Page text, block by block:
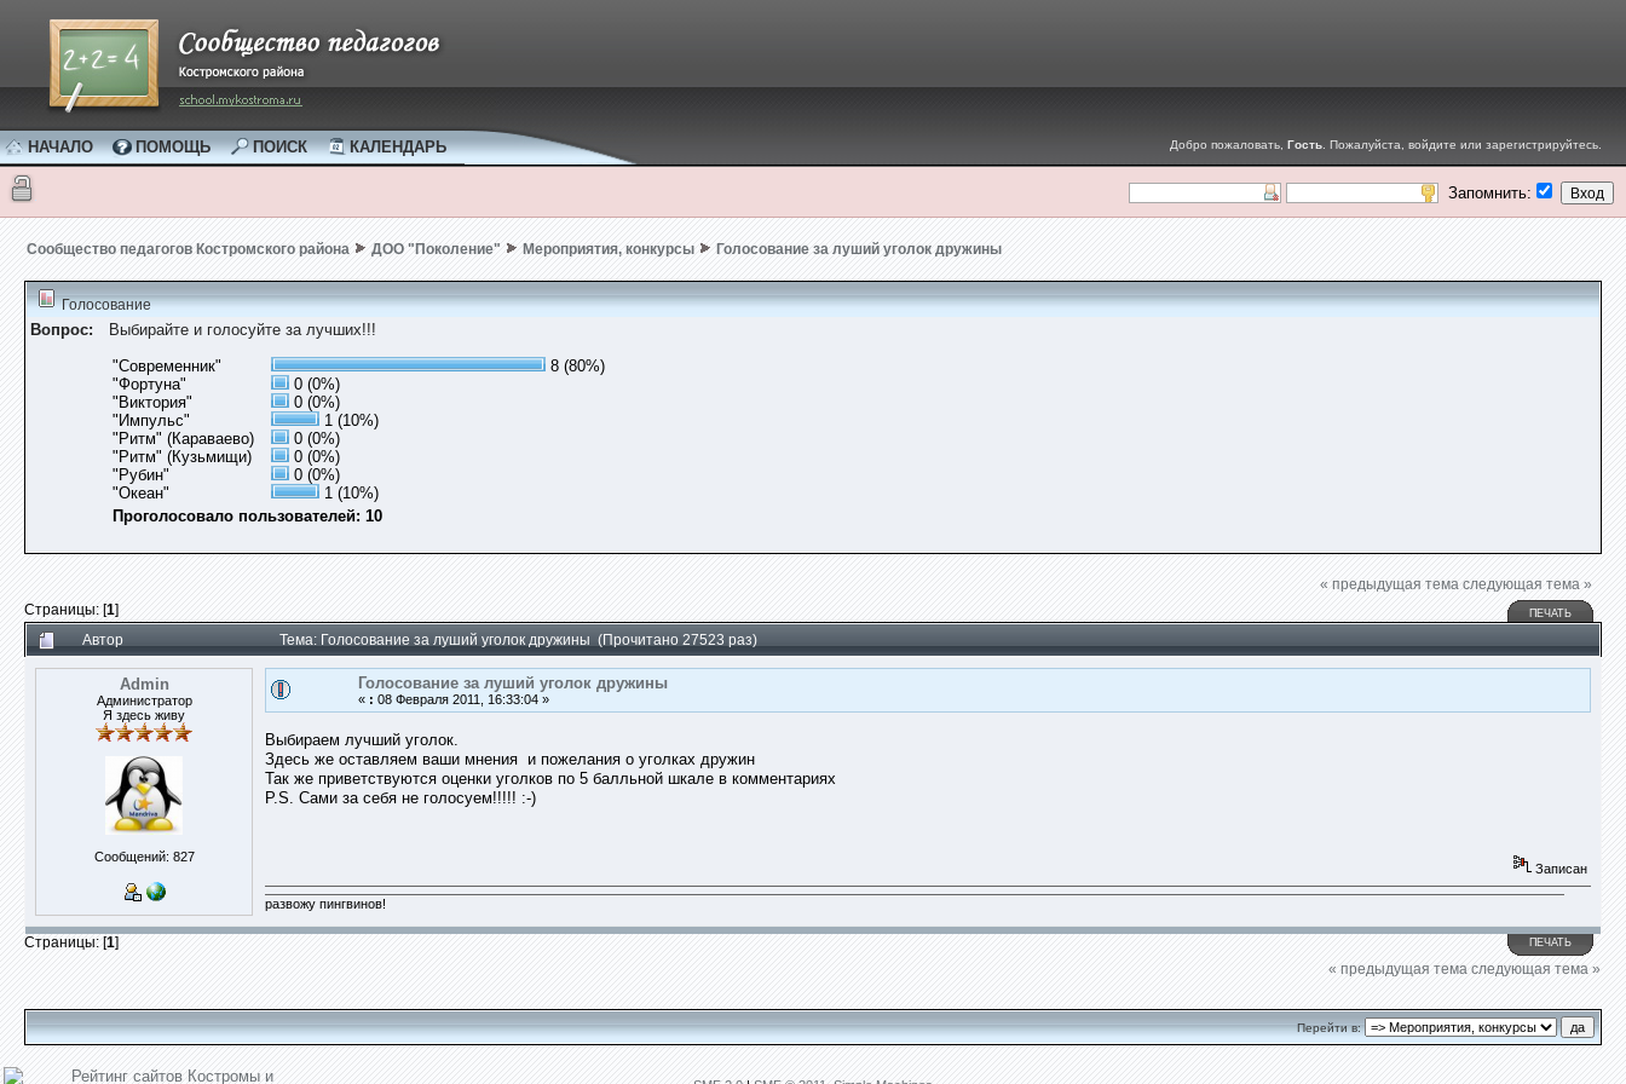
НАЧАЛО ПОМОЩЬ ПОИСК КАЛЕНДАРЬ Добро пожаловать, Гость . Пожалуйста, войдите или зарегистрируйтесь
Запомнить:
Сообщество педагогов Костромского района ДОО "Поколение" Мероприятия, конкурсы Голосование за луший уголок дружины
Голосование
Вопрос:
Выбирайте и голосуйте за лучших!!!
"Современник"
8 (80%)
"Фортуна"
0 (0%)
"Виктория"
0 (0%)
"Импульс"
1 (10%)
"Ритм" (Караваево)
0 (0%)
"Ритм" (Кузьмищи)
0 (0%)
"Рубин"
0 (0%)
"Океан"
1 (10%)
Проголосовало пользователей: 10
Страницы: [1]
« предыдущая тема следующая тема »
ПЕЧАТЬ
Автор Тема: Голосование за луший уголок дружины (Прочитано 27523 раз)
Admin
Администратор
Я здесь живу
Сообщений: 827
Голосование за луший уголок дружины
« : 08 Февраля 2011, 16:33:04 »
Выбираем лучший уголок.
Здесь же оставляем ваши мнения и пожелания о уголках дружин
Так же приветствуются оценки уголков по 5 балльной шкале в комментариях
P.S. Сами за себя не голосуем!!!!! :-)
Записан
развожу пингвинов!
Страницы: [1] ПЕЧАТЬ
« предыдущая тема следующая тема »
Перейти в: